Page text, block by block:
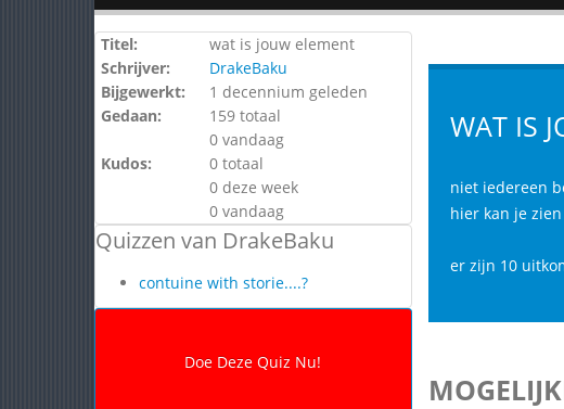
Titel:
wat is jouw element
Schrijver:
DrakeBaku
Bijgewerkt:
1 decennium geleden
Gedaan:
159 totaal
0 vandaag
Kudos:
0 totaal
0 deze week
0 vandaag
Quizzen van DrakeBaku
contuine with storie....?
WAT IS
niet iedereen
hier kan je
er zijn 10